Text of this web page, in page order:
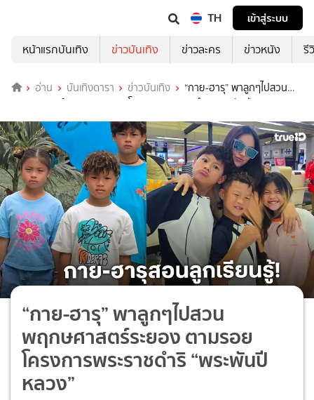
TH
เข้าสู่ระบบ
หน้าแรกบันเทิง
ข่าวบันเทิง ข่าวละคร ข่าวหนัง รี
อ่าน บันเทิงดารา ข่าวบันเทิง
“กาย-ฮารุ” พาลูกๆไปสวน
พฤกษศาสตร์ระยอง ตามรอยโครงการพระราชดำริ “พระพันปีหลวง”
“กาย-ฮารุ” พาลูกๆไปสวน
พฤกษศาสตร์ระยอง ตามรอย
โครงการพระราชดำริ “พระพันปี
หลวง”